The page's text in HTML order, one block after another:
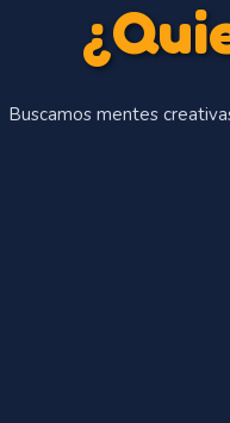
Buscamos mentes